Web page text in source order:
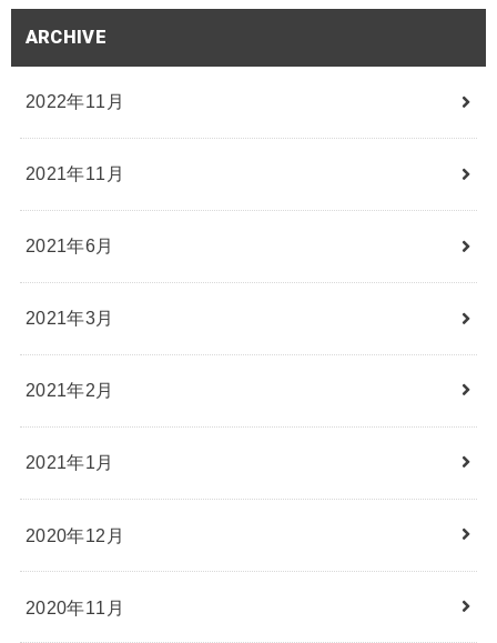
ARCHIVE
2022年11月
2021年11月
2021年6月
2021年3月
2021年2月
2021年1月
2020年12月
2020年11月